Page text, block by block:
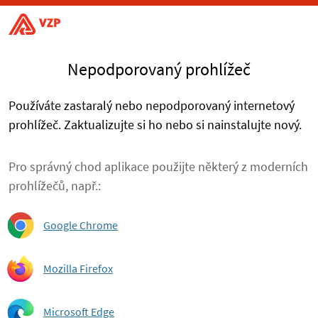
Nepodporovaný prohlížeč
Používáte zastaralý nebo nepodporovaný internetový
prohlížeč. Zaktualizujte si ho nebo si nainstalujte nový.
Pro správný chod aplikace použijte některý z moderních
prohlížečů, např.:
Google Chrome
Mozilla Firefox
Microsoft Edge